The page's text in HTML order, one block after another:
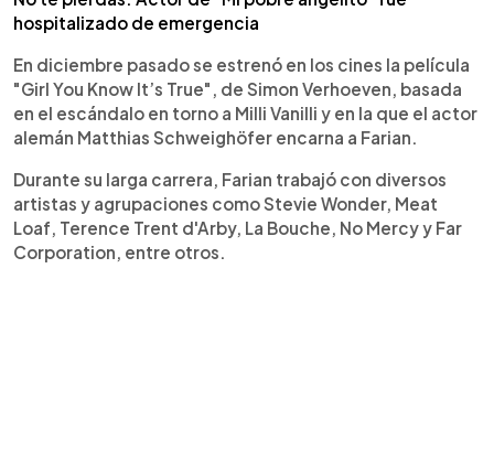
hospitalizado de emergencia
En diciembre pasado se estrenó en los cines la película
"Girl You Know It’s True", de Simon Verhoeven, basada
en el escándalo en torno a Milli Vanilli y en la que el actor
alemán Matthias Schweighöfer encarna a Farian.
Durante su larga carrera, Farian trabajó con diversos
artistas y agrupaciones como Stevie Wonder, Meat
Loaf, Terence Trent d'Arby, La Bouche, No Mercy y Far
Corporation, entre otros.